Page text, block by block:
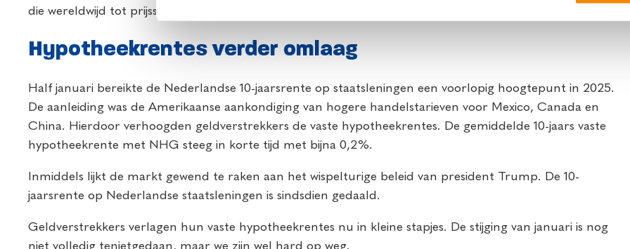
die wereldwijd tot prijsstijgingen kan leiden.
Hypotheekrentes verder omlaag
Half januari bereikte de Nederlandse 10-jaarsrente op staatsleningen een voorlopig hoogtepunt in 2025.
De aanleiding was de Amerikaanse aankondiging van hogere handelstarieven voor Mexico, Canada en
China. Hierdoor verhoogden geldverstrekkers de vaste hypotheekrentes. De gemiddelde 10-jaars vaste
hypotheekrente met NHG steeg in korte tijd met bijna 0,2%.
Inmiddels lijkt de markt gewend te raken aan het wispelturige beleid van president Trump. De 10-
jaarsrente op Nederlandse staatsleningen is sindsdien gedaald.
Geldverstrekkers verlagen hun vaste hypotheekrentes nu in kleine stapjes. De stijging van januari is nog
niet volledig tenietgedaan, maar we zijn wel hard op weg.